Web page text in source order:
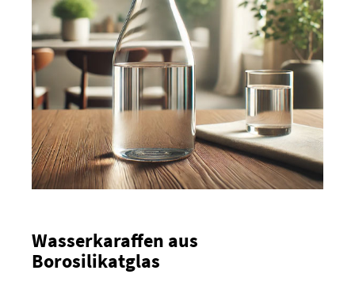
Wasserkaraffen aus
Borosilikatglas